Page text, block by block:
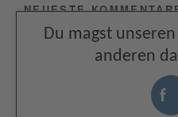
NEUESTE
Du magst
anderen